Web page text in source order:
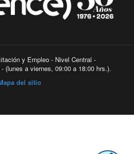
y Empleo - Nivel Central -
(lunes a viernes, 09:00 a 18:00 hrs.).
del sitio